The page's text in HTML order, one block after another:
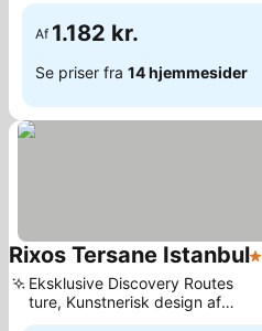
Af 1.182 kr.
Se priser fra 14 hjemmesider
Rixos Tersane Istanbul5
Eksklusive Discovery Routes
ture, Kunstnerisk design af
gæsteværelser